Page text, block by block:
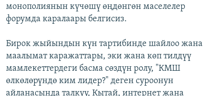
монополиянын күчөшү өңдөнгөн маселелер
форумда каралаары белгисиз.
Бирок жыйындын күн тартибинде шайлоо жана
маалымат каражаттары, эки жана көп тилдүү
мамлекеттердеги басма сөздүн ролу, "КМШ
өлкөлөрүндө ким лидер?" деген суроонун
айланасында талкуу, Кытай, интернет жана